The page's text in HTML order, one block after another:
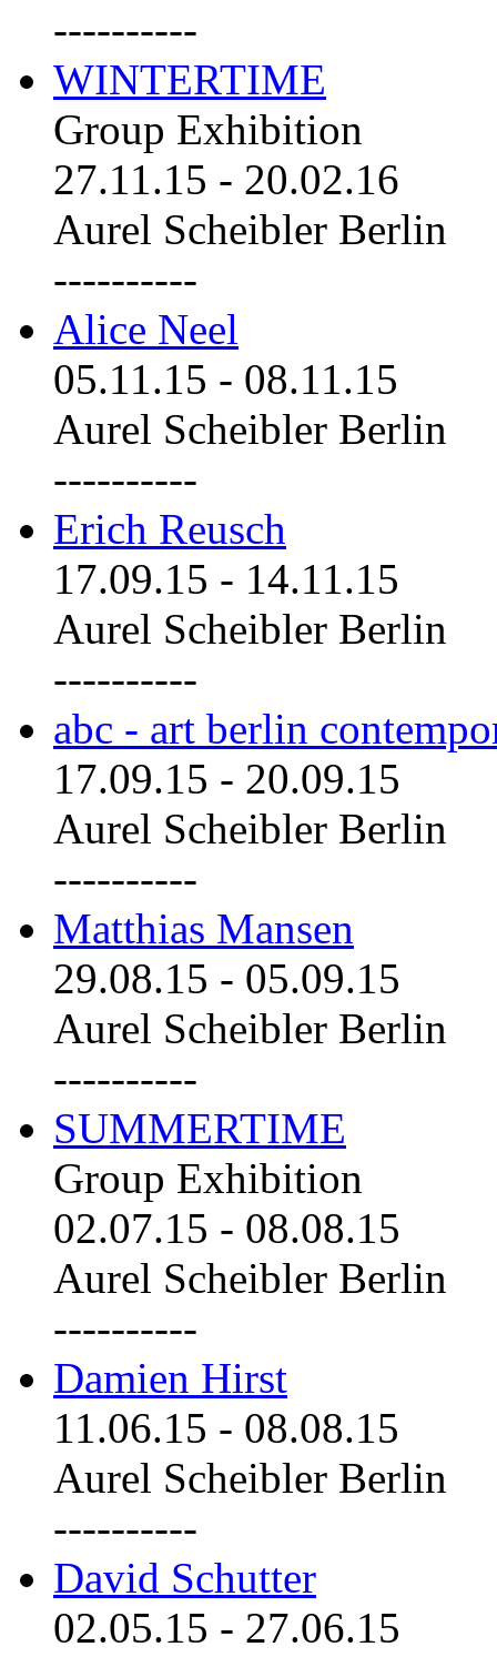
----------
WINTERTIME
Group Exhibition
27.11.15 - 20.02.16
Aurel Scheibler Berlin
----------
Alice Neel
05.11.15 - 08.11.15
Aurel Scheibler Berlin
----------
Erich Reusch
17.09.15 - 14.11.15
Aurel Scheibler Berlin
----------
abc - art berlin
17.09.15 - 20.09.15
Aurel Scheibler Berlin
----------
Matthias Mansen
29.08.15 - 05.09.15
Aurel Scheibler Berlin
----------
SUMMERTIME
Group Exhibition
02.07.15 - 08.08.15
Aurel Scheibler Berlin
----------
Damien Hirst
11.06.15 - 08.08.15
Aurel Scheibler Berlin
----------
David Schutter
02.05.15 - 27.06.15